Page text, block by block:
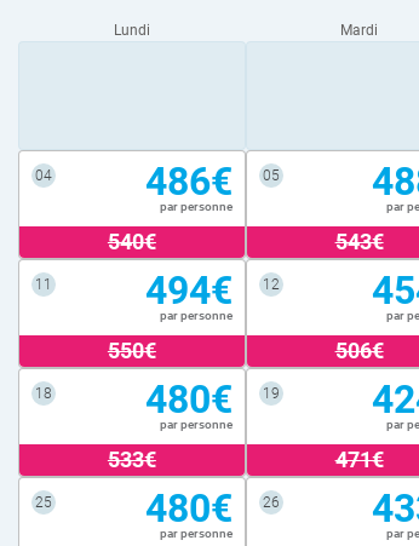
Lundi Mardi
04 486€
par personne
540€
05
par
543€
11 494€
par personne
550€
12
par
506€
18 480€
par personne
533€
19
par
471€
25 480€
par personne
26
par